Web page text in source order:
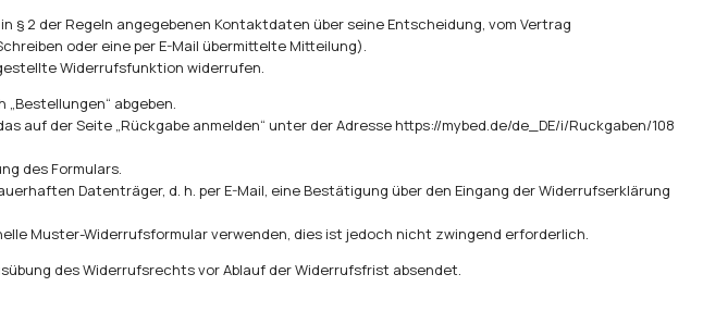
2 der Regeln angegebenen Kontaktdaten über seine Entscheidung, vom Vertrag
oder eine per E-Mail übermittelte Mitteilung).
Widerrufsfunktion widerrufen.
„Bestellungen“ abgeben.
auf der Seite „Rückgabe anmelden“ unter der Adresse https://mybed.de/de_DE/i/Ruckgaben/108
des Formulars.
Datenträger, d. h. per E-Mail, eine Bestätigung über den Eingang der Widerrufserklärung
Muster-Widerrufsformular verwenden, dies ist jedoch nicht zwingend erforderlich.
des Widerrufsrechts vor Ablauf der Widerrufsfrist absendet.